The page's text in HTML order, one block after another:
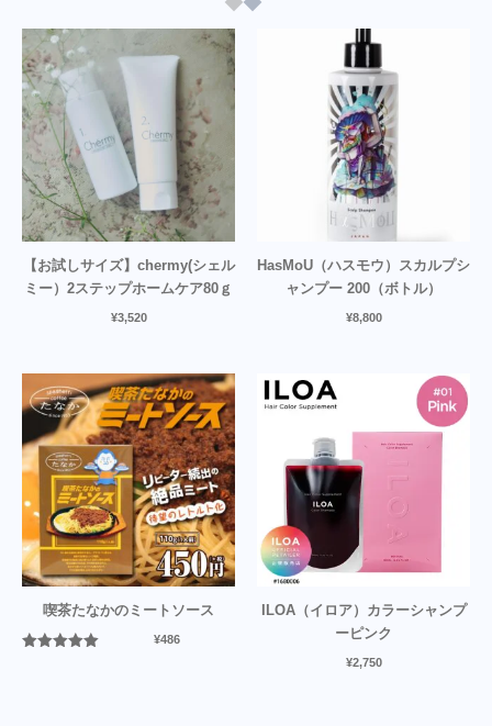
【お試しサイズ】chermy(シェル
ミー）2ステップホームケア80ｇ
¥3,520
HasMoU（ハスモウ）スカルプシ
ャンプー 200（ボトル）
¥8,800
喫茶たなかのミートソース
¥486
ILOA（イロア）カラーシャンプ
ーピンク
¥2,750